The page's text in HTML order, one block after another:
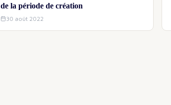
de la période de création
30 août 2022